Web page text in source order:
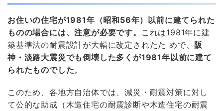
お住いの住宅が1981年（昭和56年）以前に建てられた
ものの場合には、注意が必要です。
これは1981年に建
築基準法の耐震設計が大幅に改定されたた めで、 阪
神・淡路大震災でも倒壊した多くが1981年以前に建て
られたものでした。
このため、各地方自治体では、減災・耐震対策に対し
て公的な助成（木造住宅の耐震診断や木造住宅の耐震